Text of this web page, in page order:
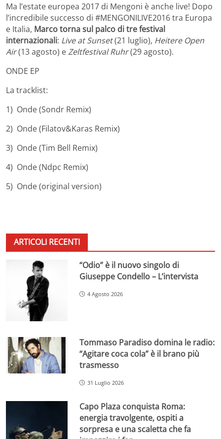
Ma l’estate europea 2017 di Mengoni è anche live! Dopo
l’incredibile successo di #MENGONILIVE2016 tra Europa
e Italia, Marco torna sul palco di tre festival
internazionali: Live at Sunset(21 luglio), Heitere Open
Air(13 agosto) eZeltfestival Ruhr(29 agosto).
ONDE EP
La tracklist:
1) Onde (Sondr Remix)
2) Onde (Filatov&Karas Remix)
3) Onde (Tim Bell Remix)
4) Onde (Ndpc Remix)
5) Onde (original version)
ARTICOLI RECENTI
“Odio” è il nuovo singolo di
Giuseppe Condello – L’intervista
4 Agosto 2026
Tommaso Paradiso domina le radio:
“Agitare coca cola” è il brano più
trasmesso
31 Luglio 2026
Capo Plaza conquista Roma:
energia travolgente, ospiti a
sorpresa e una scaletta che fa